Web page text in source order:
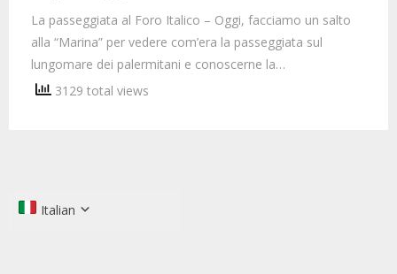
La passeggiata al Foro Italico – Oggi, facciamo un salto
alla “Marina” per vedere com’era la passeggiata sul
lungomare dei palermitani e conoscerne la…
3129 total views
Italian